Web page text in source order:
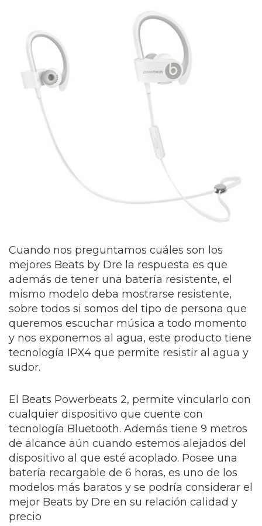
Cuando nos preguntamos cuáles son los
mejores Beats by Dre la respuesta es que
además de tener una batería resistente, el
mismo modelo deba mostrarse resistente,
sobre todos si somos del tipo de persona que
queremos escuchar música a todo momento
y nos exponemos al agua, este producto tiene
tecnología IPX4 que permite resistir al agua y
sudor.
El Beats Powerbeats 2, permite vincularlo con
cualquier dispositivo que cuente con
tecnología Bluetooth. Además tiene 9 metros
de alcance aún cuando estemos alejados del
dispositivo al que esté acoplado. Posee una
batería recargable de 6 horas, es uno de los
modelos más baratos y se podría considerar el
mejor Beats by Dre en su relación calidad y
precio